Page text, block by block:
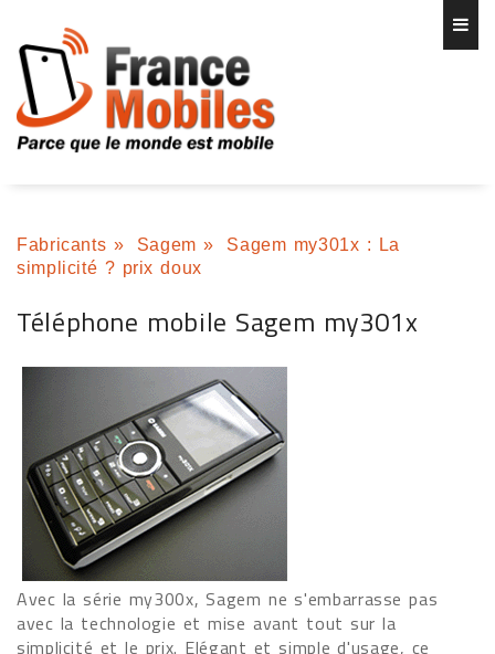
Fabricants » Sagem »
Sagem my301x : La
simplicité ? prix doux
Téléphone mobile Sagem my301x
Avec la série my300x, Sagem ne s'embarrasse pas
avec la technologie et mise avant tout sur la
simplicité et le prix. Elégant et simple d'usage, ce